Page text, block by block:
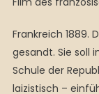
Frankreich 1889.
gesandt. Sie soll
Schule der
laizistisch –